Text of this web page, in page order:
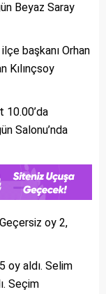
Beyaz Saray
başkanı Orhan
Kılınçsoy
10.00’da
Salonu’nda
oy 2,
oy aldı. Selim
Seçim